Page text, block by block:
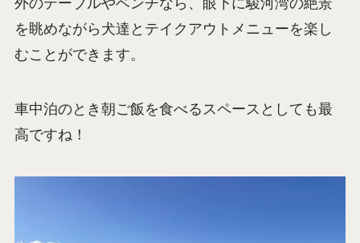
はとってもおすすめのサービスエリアです。
の外にテラス席が整備されています。また、駐車
場に続く中央の大きな通路（広場）にもベンチや